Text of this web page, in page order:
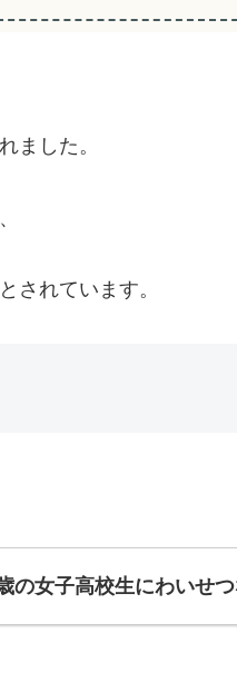
ました。
されています。
の女子高校生にわいせ